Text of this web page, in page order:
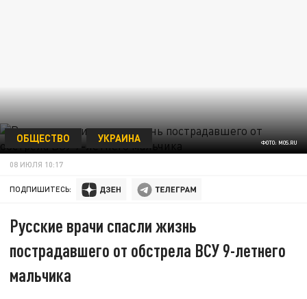
ФОТО: MOS.RU
ОБЩЕСТВО УКРАИНА
08 ИЮЛЯ 10:17
ПОДПИШИТЕСЬ:
Русские врачи спасли жизнь
пострадавшего от обстрела ВСУ 9-летнего
мальчика